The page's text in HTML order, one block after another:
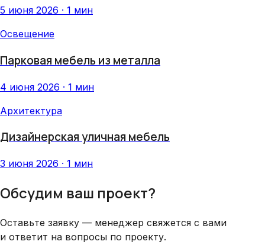
5 июня 2026 · 1 мин
Освещение
Парковая мебель из металла
4 июня 2026 · 1 мин
Архитектура
Дизайнерская уличная мебель
3 июня 2026 · 1 мин
Обсудим ваш проект?
Оставьте заявку — менеджер свяжется с вами
и ответит на вопросы по проекту.